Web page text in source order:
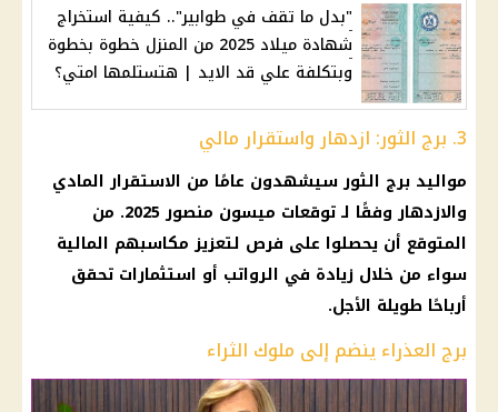
"بدل ما تقف في طوابير".. كيفية استخراج
شهادة ميلاد 2025 من المنزل خطوة بخطوة
وبتكلفة علي قد الايد | هتستلمها امتي؟
3. برج الثور: ازدهار واستقرار مالي
مواليد برج الثور سيشهدون عامًا من الاستقرار المادي
والازدهار وفقًا لـ توقعات ميسون منصور 2025. من
المتوقع أن يحصلوا على فرص لتعزيز مكاسبهم المالية
سواء من خلال زيادة في الرواتب أو استثمارات تحقق
أرباحًا طويلة الأجل.
برج العذراء ينضم إلى ملوك الثراء